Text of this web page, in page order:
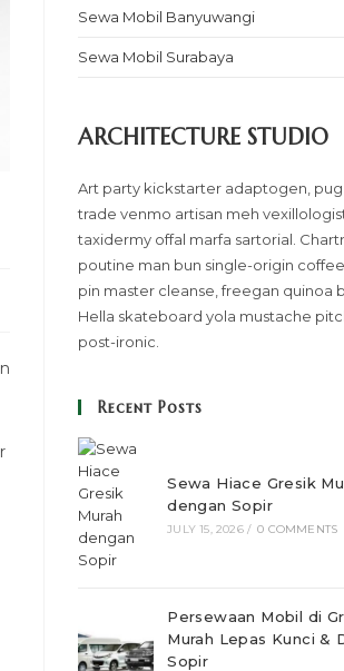
Sewa Mobil Banyuwangi
Sewa Mobil Surabaya
ARCHITECTURE STUDIO
Art party kickstarter adaptogen,
trade venmo artisan meh
taxidermy offal marfa sartorial.
poutine man bun single-origin
pin master cleanse, freegan quinoa
Hella skateboard yola mustache
post-ironic.
Recent Posts
Sewa Hiace Gresik
dengan Sopir
JULY 15, 2026 / 0 COMMENTS
Persewaan Mobil di
Murah Lepas Kunci &
Sopir